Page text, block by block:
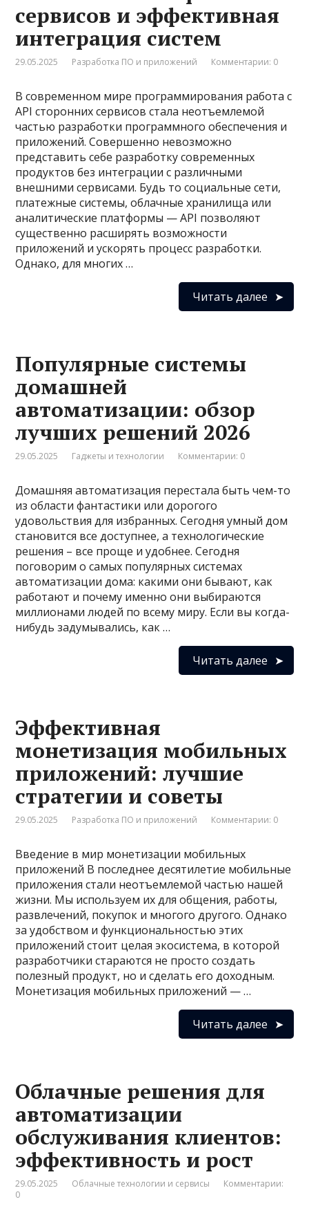
сервисов и эффективная
интеграция систем
29.05.2025 Разработка ПО и приложений Комментарии: 0
В современном мире программирования работа с
API сторонних сервисов стала неотъемлемой
частью разработки программного обеспечения и
приложений. Совершенно невозможно
представить себе разработку современных
продуктов без интеграции с различными
внешними сервисами. Будь то социальные сети,
платежные системы, облачные хранилища или
аналитические платформы — API позволяют
существенно расширять возможности
приложений и ускорять процесс разработки.
Однако, для многих …
Читать далее
Популярные системы
домашней
автоматизации: обзор
лучших решений 2026
29.05.2025 Гаджеты и технологии Комментарии: 0
Домашняя автоматизация перестала быть чем-то
из области фантастики или дорогого
удовольствия для избранных. Сегодня умный дом
становится все доступнее, а технологические
решения – все проще и удобнее. Сегодня
поговорим о самых популярных системах
автоматизации дома: какими они бывают, как
работают и почему именно они выбираются
миллионами людей по всему миру. Если вы когда-
нибудь задумывались, как …
Читать далее
Эффективная
монетизация мобильных
приложений: лучшие
стратегии и советы
29.05.2025 Разработка ПО и приложений Комментарии: 0
Введение в мир монетизации мобильных
приложений В последнее десятилетие мобильные
приложения стали неотъемлемой частью нашей
жизни. Мы используем их для общения, работы,
развлечений, покупок и многого другого. Однако
за удобством и функциональностью этих
приложений стоит целая экосистема, в которой
разработчики стараются не просто создать
полезный продукт, но и сделать его доходным.
Монетизация мобильных приложений — …
Читать далее
Облачные решения для
автоматизации
обслуживания клиентов:
эффективность и рост
29.05.2025 Облачные технологии и сервисы
Комментарии:
0